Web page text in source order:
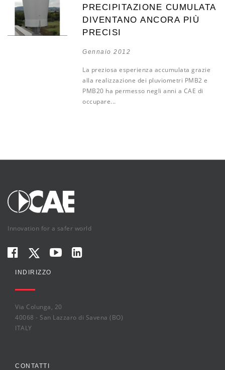
PRECIPITAZIONE CUMULATA
DIVENTANO ANCORA PIÙ
PRECISI
Gennaio 2012
La preziosa esperienza accumulata grazie
alla realizzazione dei pluviometri PMB2 e
PMB20 ha permesso negli anni a CAE di
occupare...
Innovation for a safer world
INDIRIZZO
Via Colunga, 20
40068 - San Lazzaro di Savena (BO)
ITALY
CONTATTI